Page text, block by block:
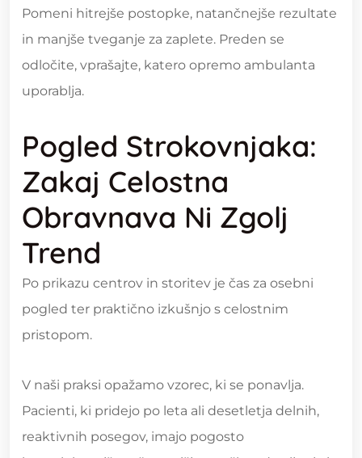
Pomeni hitrejše postopke, natančnejše rezultate
in manjše tveganje za zaplete. Preden se
odločite, vprašajte, katero opremo ambulanta
uporablja.
Pogled Strokovnjaka:
Zakaj Celostna
Obravnava Ni Zgolj
Trend
Po prikazu centrov in storitev je čas za osebni
pogled ter praktično izkušnjo s celostnim
pristopom.
V naši praksi opažamo vzorec, ki se ponavlja.
Pacienti, ki pridejo po leta ali desetletja delnih,
reaktivnih posegov, imajo pogosto